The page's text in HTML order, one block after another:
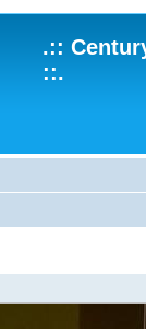
.::
::.